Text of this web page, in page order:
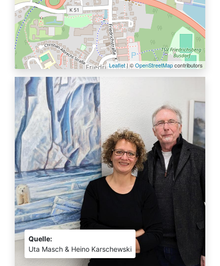
Leaflet| ©OpenStreetMapcontributors
Quelle:
Uta Masch & Heino Karschewski